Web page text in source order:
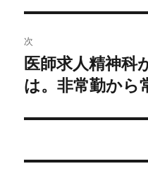
ビ
ゲ
ー
シ
ン
稿:
次
次
の
稿:
医師求人精神科
は。非常勤から